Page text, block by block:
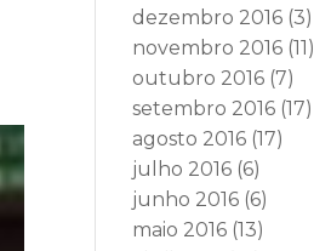
dezembro 2016 (3)
novembro 2016 (11)
outubro 2016 (7)
setembro 2016 (17)
agosto 2016 (17)
julho 2016 (6)
junho 2016 (6)
maio 2016 (13)